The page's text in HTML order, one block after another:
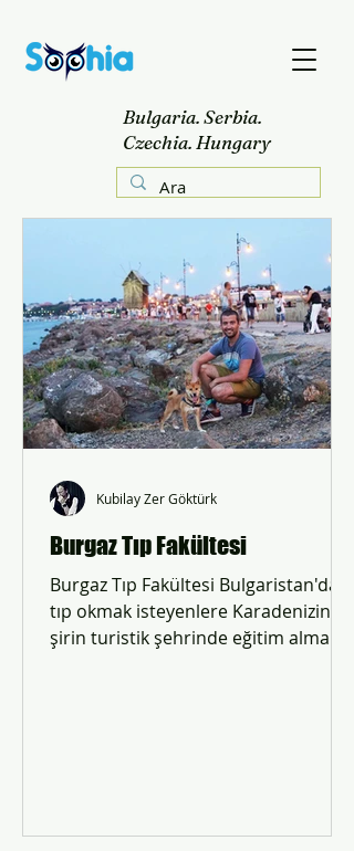
Bulgaria. Serbia.
Czechia. Hungary
Burgaz Tıp Fakültesi
Burgaz Tıp Fakültesi Bulgaristan'da
tıp okmak isteyenlere Karadenizin en
şirin turistik şehrinde eğitim alma
Kubilay Zer Göktürk